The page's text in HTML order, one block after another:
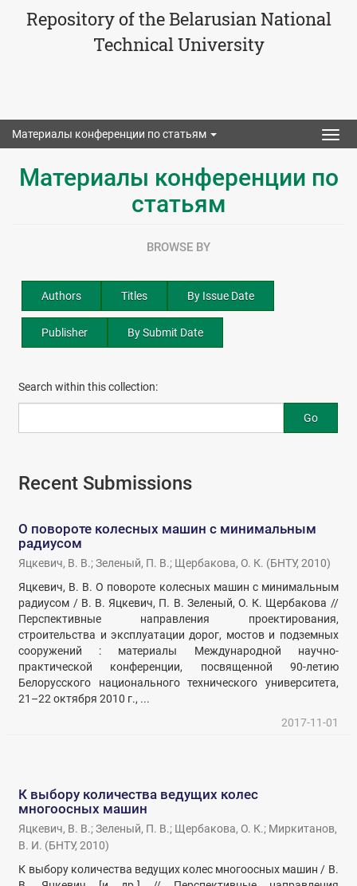
Repository of the Belarusian National
Technical University
Материалы конференции по статьям
Материалы конференции по
статьям
BROWSE BY
Authors Titles By Issue Date
Publisher By Submit Date
Search within this collection:
Go
Recent Submissions
О повороте колесных машин с минимальным
радиусом
Яцкевич, В. В.;Зеленый, П. В.; Щербакова, О. К. (БНТУ,2010)
Яцкевич, В. В. О повороте колесных машин с минимальным
радиусом / В. В. Яцкевич, П. В. Зеленый, О. К. Щербакова //
Перспективные направления проектирования,
строительства и эксплуатации дорог, мостов и подземных
сооружений : материалы Международной научно-
практической конференции, посвященной 90-летию
Белорусского национального технического университета,
21–22 октября 2010 г., ...
2017-11-01
К выбору количества ведущих колес
многоосных машин
Яцкевич, В. В.;Зеленый, П. В.; Щербакова, О. К.; Миркитанов,
В. И. (БНТУ,2010)
К выбору количества ведущих колес многоосных машин / В.